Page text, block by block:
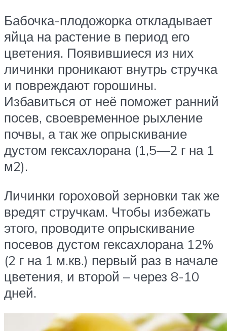
Бабочка-плодожорка откладывает
яйца на растение в период его
цветения. Появившиеся из них
личинки проникают внутрь стручка
и повреждают горошины.
Избавиться от неё поможет ранний
посев, своевременное рыхление
почвы, а так же опрыскивание
дустом гексахлорана (1,5—2 г на 1
м2).
Личинки гороховой зерновки так же
вредят стручкам. Чтобы избежать
этого, проводите опрыскивание
посевов дустом гексахлорана 12%
(2 г на 1 м.кв.) первый раз в начале
цветения, и второй – через 8-10
дней.